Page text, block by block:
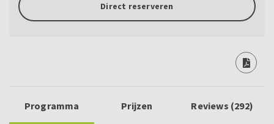
Direct reserveren
Programma Prijzen Reviews (292)